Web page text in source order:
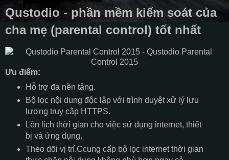
Qustodio - phần mềm kiểm soát của
cha mẹ (parental control) tốt nhất
Ưu điểm:
Hỗ trợ đa nền tảng.
Bộ lọc nội dung độc lập với trình duyệt xử lý lưu
lượng truy cập HTTPS.
Lên lịch thời gian cho việc sử dụng internet, thiết
bị và ứng dụng.
Theo dõi vị trí.Ccung cấp bộ lọc internet thời gian